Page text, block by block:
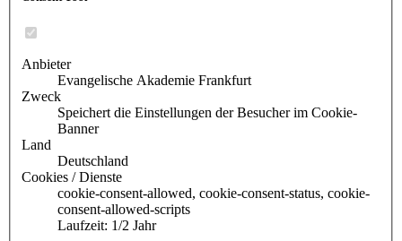
Anbieter
Evangelische Akademie Frankfurt
Zweck
Speichert die Einstellungen der Besucher im Cookie-
Banner
Land
Deutschland
Cookies / Dienste
cookie-consent-allowed, cookie-consent-status, cookie-
consent-allowed-scripts
Laufzeit: 1/2 Jahr